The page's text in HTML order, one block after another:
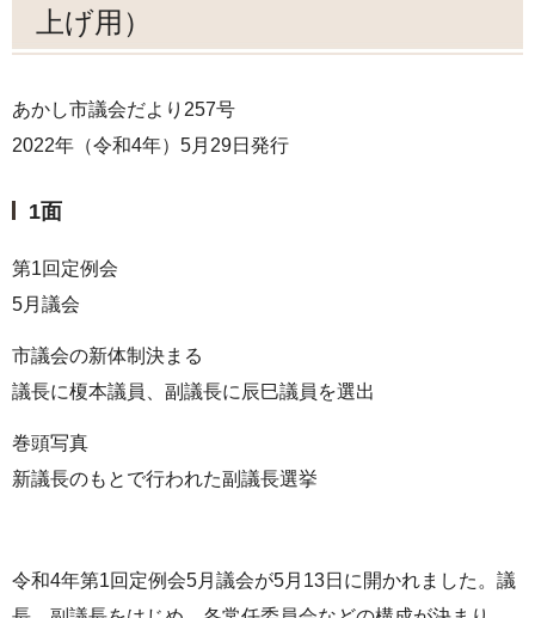
上げ用）
あかし市議会だより257号
2022年（令和4年）5月29日発行
1面
第1回定例会
5月議会
市議会の新体制決まる
議長に榎本議員、副議長に辰巳議員を選出
巻頭写真
新議長のもとで行われた副議長選挙
令和4年第1回定例会5月議会が5月13日に開かれました。議